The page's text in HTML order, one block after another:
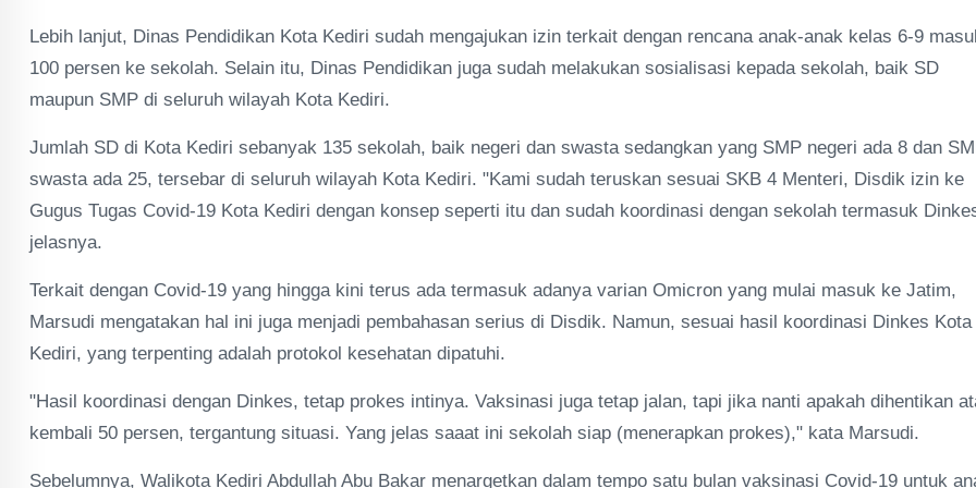
Lebih lanjut, Dinas Pendidikan Kota Kediri sudah mengajukan izin terkait dengan rencana anak-anak kelas 6-9
100 persen ke sekolah. Selain itu, Dinas Pendidikan juga sudah melakukan sosialisasi kepada sekolah, baik SD
maupun SMP di seluruh wilayah Kota Kediri.
Jumlah SD di Kota Kediri sebanyak 135 sekolah, baik negeri dan swasta sedangkan yang SMP negeri ada 8 dan
swasta ada 25, tersebar di seluruh wilayah Kota Kediri. "Kami sudah teruskan sesuai SKB 4 Menteri, Disdik izin ke
Gugus Tugas Covid-19 Kota Kediri dengan konsep seperti itu dan sudah koordinasi dengan sekolah termasuk
jelasnya.
Terkait dengan Covid-19 yang hingga kini terus ada termasuk adanya varian Omicron yang mulai masuk ke Jatim,
Marsudi mengatakan hal ini juga menjadi pembahasan serius di Disdik. Namun, sesuai hasil koordinasi Dinkes Kota
Kediri, yang terpenting adalah protokol kesehatan dipatuhi.
"Hasil koordinasi dengan Dinkes, tetap prokes intinya. Vaksinasi juga tetap jalan, tapi jika nanti apakah dihentikan
kembali 50 persen, tergantung situasi. Yang jelas saaat ini sekolah siap (menerapkan prokes)," kata Marsudi.
Sebelumnya, Walikota Kediri Abdullah Abu Bakar menargetkan dalam tempo satu bulan vaksinasi Covid-19 untuk